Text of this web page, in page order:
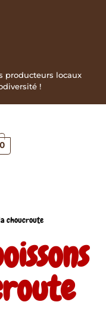
producteurs locaux
!
0
choucroute